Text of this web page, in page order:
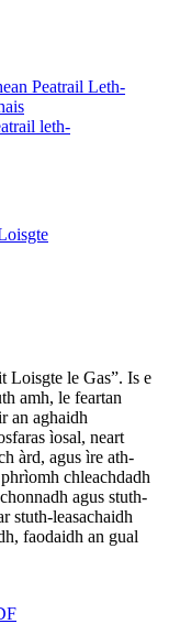
leth-
Loisgte le Gas”. Is e
amh, le feartan
an aghaidh
ìosal, neart
àrd, agus ìre ath-
chleachdadh
agus stuth-
stuth-leasachaidh
faodaidh an gual